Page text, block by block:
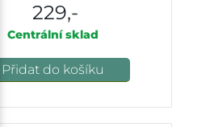
229,-
Centrální sklad
Přidat do košíku